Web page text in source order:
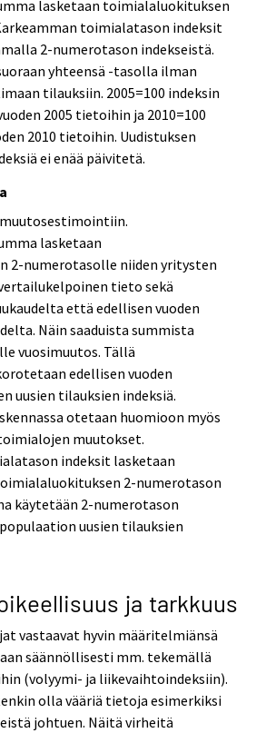
lasketaan toimialaluokituksen
toimialatason indeksit
2-numerotason indekseistä.
yhteensä -tasolla ilman
tilauksiin. 2005=100 indeksin
2005 tietoihin ja 2010=100
2010 tietoihin. Uudistuksen
ei enää päivitetä.
lasketaan
2-numerotasolle niiden yritysten
tieto sekä
että edellisen vuoden
Näin saaduista summista
vuosimuutos. Tällä
edellisen vuoden
uusien tilauksien indeksiä.
otetaan huomioon myös
muutokset.
indeksit lasketaan
2-numerotason
käytetään 2-numerotason
uusien tilauksien
ja tarkkuus
vastaavat hyvin määritelmiänsä
säännöllisesti mm. tekemällä
(volyymi- ja liikevaihtoindeksiin).
olla vääriä tietoja esimerkiksi
johtuen. Näitä virheitä